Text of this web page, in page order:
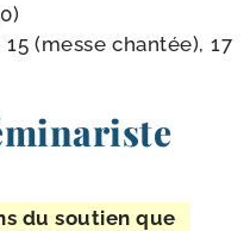
(messe chan­tée), 17
du sou­tien que